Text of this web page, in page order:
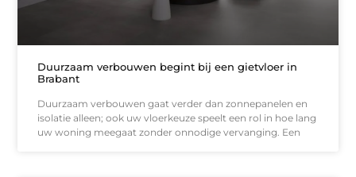
Duurzaam verbouwen begint bij een gietvloer in
Brabant
Duurzaam verbouwen gaat verder dan zonnepanelen en
isolatie alleen; ook uw vloerkeuze speelt een rol in hoe lang
uw woning meegaat zonder onnodige vervanging. Een